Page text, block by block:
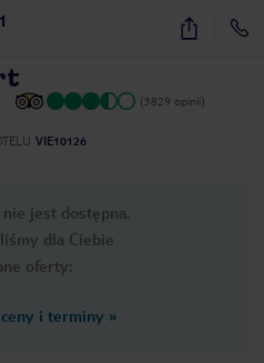
1 10
(3829 opinii)
VIE10126
jest dostępna.
dla Ciebie
oferty:
i terminy »